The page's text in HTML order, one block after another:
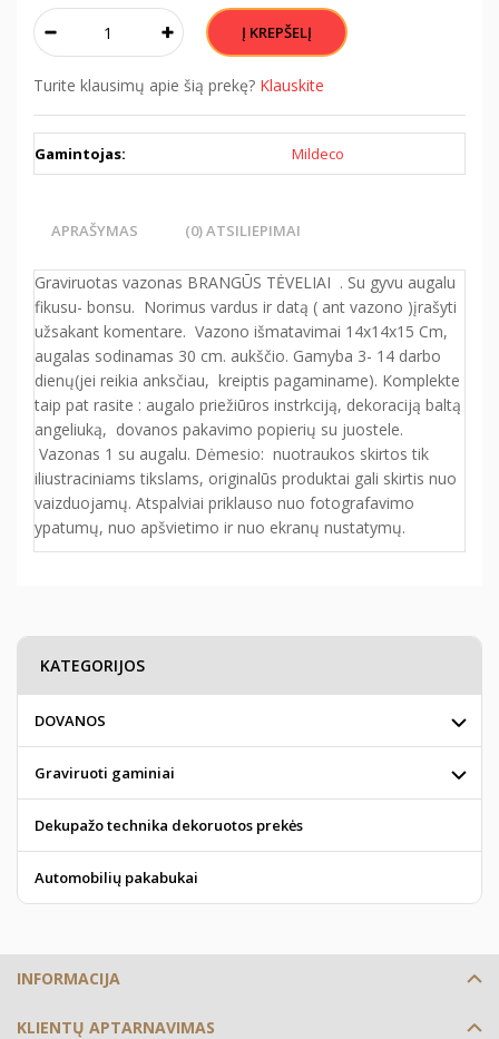
Turite klausimų apie šią prekę? Klauskite
Gamintojas: Mildeco
APRAŠYMAS (0) ATSILIEPIMAI
Graviruotas vazonas BRANGŪS TĖVELIAI . Su gyvu augalu
fikusu- bonsu. Norimus vardus ir datą ( ant vazono )įrašyti
užsakant komentare. Vazono išmatavimai 14x14x15 Cm,
augalas sodinamas 30 cm. aukščio. Gamyba 3- 14 darbo
dienų(jei reikia anksčiau, kreiptis pagaminame). Komplekte
taip pat rasite : augalo priežiūros instrkciją, dekoraciją baltą
angeliuką, dovanos pakavimo popierių su juostele.
Vazonas 1 su augalu. Dėmesio: nuotraukos skirtos tik
iliustraciniams tikslams, originalūs produktai gali skirtis nuo
vaizduojamų. Atspalviai priklauso nuo fotografavimo
ypatumų, nuo apšvietimo ir nuo ekranų nustatymų.
KATEGORIJOS
DOVANOS
Graviruoti gaminiai
Dekupažo technika dekoruotos prekės
Automobilių pakabukai
INFORMACIJA
KLIENTŲ APTARNAVIMAS